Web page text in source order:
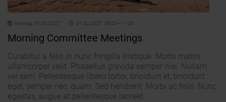
Montag, 01.02.2027 01.02.2027, 08:00–11:00
Morning Committee Meetings
Curabitur a felis in nunc fringilla tristique. Morbi mattis
ullamcorper velit. Phasellus gravida semper nisi. Nullam
vel sem. Pellentesque libero tortor, tincidunt et, tincidunt
eget, semper nec, quam. Sed hendrerit. Morbi ac felis. Nunc
egestas, augue at pellentesque laoreet.